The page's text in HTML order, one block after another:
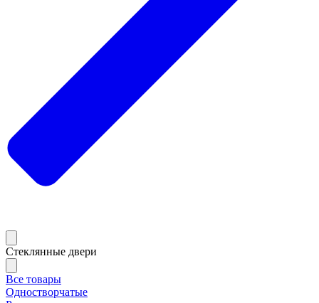
Стеклянные двери
Все товары
Одностворчатые